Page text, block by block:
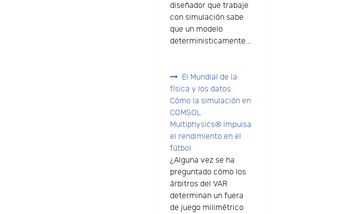
diseñador que trabaje
con simulación sabe
que un modelo
deterministicamente...
El Mundial de la
física y los datos:
Cómo la simulación en
COMSOL
Multiphysics® impulsa
el rendimiento en el
fútbol
¿Alguna vez se ha
preguntado cómo los
árbitros del VAR
determinan un fuera
de juego milimétrico